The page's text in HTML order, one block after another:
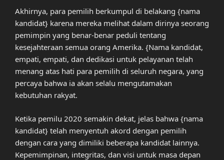
Akhirnya, para pemilih berkumpul di belakang {nama
kandidat} karena mereka melihat dalam dirinya seorang
pemimpin yang benar-benar peduli tentang
kesejahteraan semua orang Amerika. {Nama kandidat,
empati, empati, dan dedikasi untuk pelayanan telah
menang atas hati para pemilih di seluruh negara, yang
percaya bahwa ia akan selalu mengutamakan
kebutuhan rakyat.
Ketika pemilu 2020 semakin dekat, jelas bahwa {nama
kandidat} telah menyentuh akord dengan pemilih
dengan cara yang dimiliki beberapa kandidat lainnya.
Kepemimpinan, integritas, dan visi untuk masa depan